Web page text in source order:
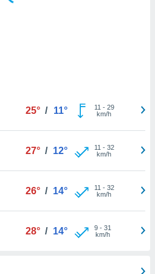
25° / 11° 11 - 29
km/h
27° / 12° 11 - 32
km/h
26° / 14° 11 - 32
km/h
28° / 14° 9- 31
km/h